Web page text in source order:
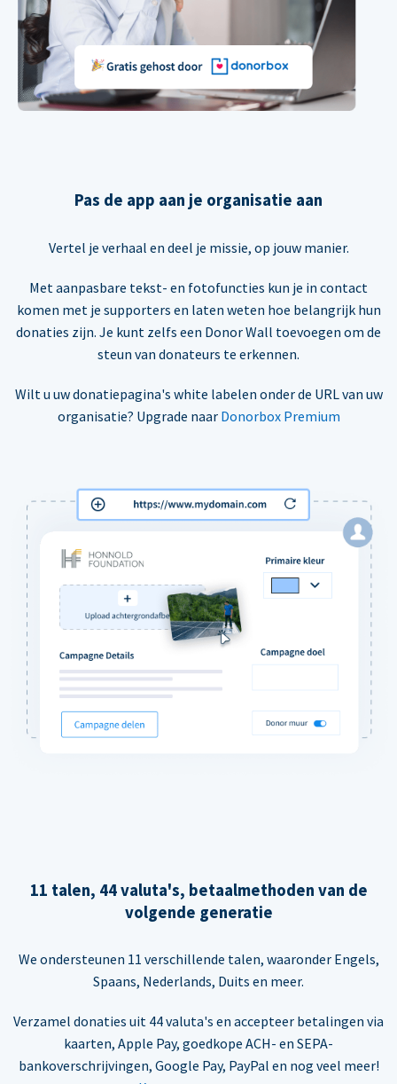
Pas de app aan je organisatie aan
Vertel je verhaal en deel je missie, op jouw manier.
Met aanpasbare tekst- en fotofuncties kun je in contact
komen met je supporters en laten weten hoe belangrijk hun
donaties zijn. Je kunt zelfs een Donor Wall toevoegen om de
steun van donateurs te erkennen.
Wilt u uw donatiepagina's white labelen onder de URL van uw
organisatie? Upgrade naar Donorbox Premium
11 talen, 44 valuta's, betaalmethoden van de
volgende generatie
We ondersteunen 11 verschillende talen, waaronder Engels,
Spaans, Nederlands, Duits en meer.
Verzamel donaties uit 44 valuta's en accepteer betalingen via
kaarten, Apple Pay, goedkope ACH- en SEPA-
bankoverschrijvingen, Google Pay, PayPal en nog veel meer!